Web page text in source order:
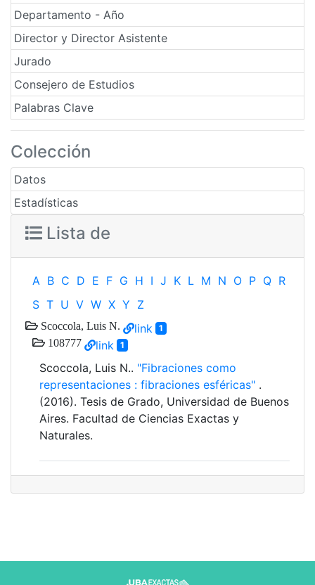
Departamento - Año
Director y Director Asistente
Jurado
Consejero de Estudios
Palabras Clave
Colección
Datos
Estadísticas
Lista de
A B C D E F G H I J K L M N O P Q R
S T U V W X Y Z
Scoccola, Luis N. link 1
108777 link 1
Scoccola, Luis N.. "Fibraciones como
representaciones : fibraciones esféricas" .
(2016). Tesis de Grado, Universidad de Buenos
Aires. Facultad de Ciencias Exactas y
Naturales.